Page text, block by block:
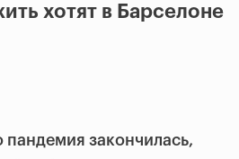
хотят в Барселоне
пандемия закончилась,